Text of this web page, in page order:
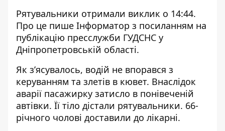
Рятувальники отримали виклик о 14:44.
Про це пише Інформатор з посиланням на
публікацію пресслужби ГУДСНС у
Дніпропетровській області.
Як з’ясувалось, водій не впорався з
керуванням та злетів в кювет. Внаслідок
аварії пасажирку затисло в понівеченій
автівки. Її тіло дістали рятувальники. 66-
річного чолові доставили до лікарні.